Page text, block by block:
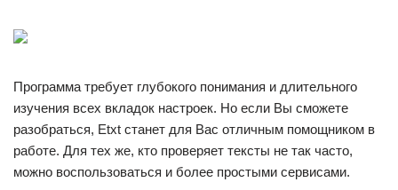
Программа требует глубокого понимания и длительного
изучения всех вкладок настроек. Но если Вы сможете
разобраться, Etxt станет для Вас отличным помощником в
работе. Для тех же, кто проверяет тексты не так часто,
можно воспользоваться и более простыми сервисами.